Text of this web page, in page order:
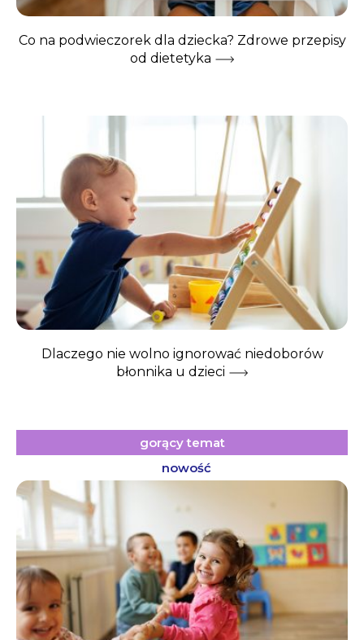
Co na podwieczorek dla dziecka? Zdrowe przepisy
od dietetyka
Dlaczego nie wolno ignorować niedoborów
błonnika u dzieci
gorący temat
nowość